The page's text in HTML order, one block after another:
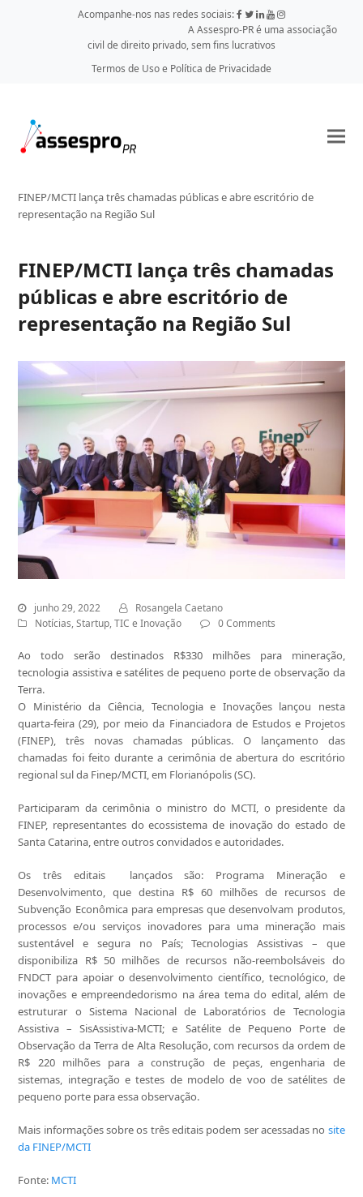
Acompanhe-nos nas redes sociais:
A Assespro-PR é uma associação
civil de direito privado, sem fins lucrativos
Termos de Uso e Política de Privacidade
FINEP/MCTI lança três chamadas públicas e abre escritório de
representação na Região Sul
FINEP/MCTI lança três chamadas
públicas e abre escritório de
representação na Região Sul
junho 29, 2022
Rosangela Caetano
Notícias,Startup,TIC e Inovação 0 Comments
Ao todo serão destinados R$330 milhões para mineração,
tecnologia assistiva e satélites de pequeno porte de observação da
Terra.
O Ministério da Ciência, Tecnologia e Inovações lançou nesta
quarta-feira (29), por meio da Financiadora de Estudos e Projetos
(FINEP), três novas chamadas públicas. O lançamento das
chamadas foi feito durante a cerimônia de abertura do escritório
regional sul da Finep/MCTI, em Florianópolis (SC).
Participaram da cerimônia o ministro do MCTI, o presidente da
FINEP, representantes do ecossistema de inovação do estado de
Santa Catarina, entre outros convidados e autoridades.
Os três editais lançados são: Programa Mineração e
Desenvolvimento, que destina R$ 60 milhões de recursos de
Subvenção Econômica para empresas que desenvolvam produtos,
processos e/ou serviços inovadores para uma mineração mais
sustentável e segura no País; Tecnologias Assistivas – que
disponibiliza R$ 50 milhões de recursos não-reembolsáveis do
FNDCT para apoiar o desenvolvimento científico, tecnológico, de
inovações e empreendedorismo na área tema do edital, além de
estruturar o Sistema Nacional de Laboratórios de Tecnologia
Assistiva – SisAssistiva-MCTI; e Satélite de Pequeno Porte de
Observação da Terra de Alta Resolução, com recursos da ordem de
R$ 220 milhões para a construção de peças, engenharia de
sistemas, integração e testes de modelo de voo de satélites de
pequeno porte para essa observação.
Mais informações sobre os três editais podem ser acessadas no site
da FINEP/MCTI
Fonte: MCTI